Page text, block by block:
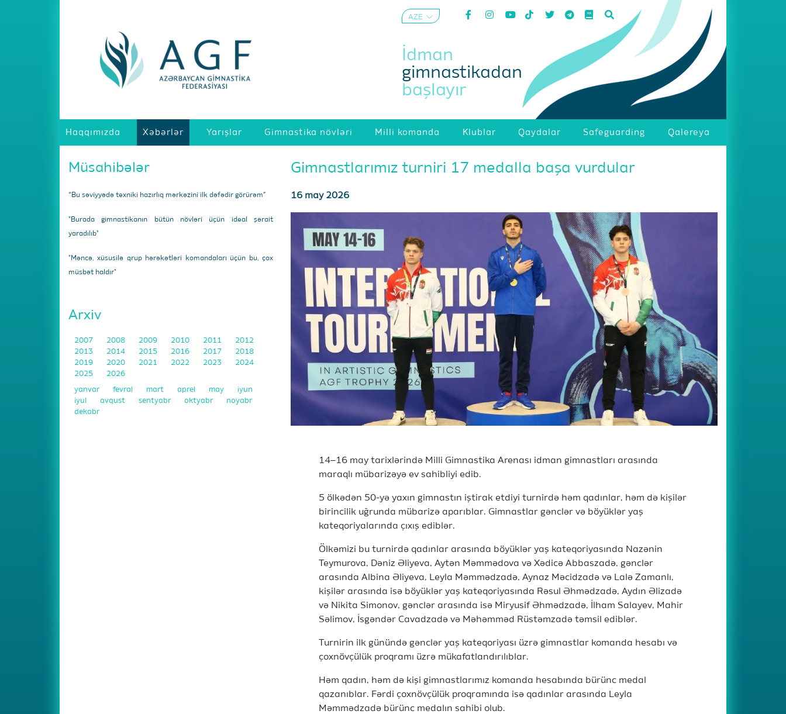
AZE
İdman
gimnastikadan
başlayır
Haqqımızda Xəbərlər Yarışlar Gimnastika növləri Milli komanda Klublar Qaydalar Safeguarding Qalereya
Müsahibələr
“Bu səviyyədə texniki hazırlıq mərkəzini ilk dəfədir görürəm”
"Burada gimnastikanın bütün növləri üçün ideal şərait
yaradılıb"
"Məncə, xüsusilə qrup hərəkətləri komandaları üçün bu, çox
müsbət haldır"
Arxiv
2007 2008 2009 2010 2011
2012
2013
2014 2015 2016 2017
2018
2019
2020 2021 2022 2023
2024
2025
2026
yanvar fevral mart aprel may
iyun
iyul
avqust sentyabr oktyabr
noyabr
dekabr
Gimnastlarımız turniri 17 medalla başa vurdular
16 may 2026
14–16 may tarixlərində Milli Gimnastika Arenası idman gimnastları arasında
maraqlı mübarizəyə ev sahibliyi edib.
5 ölkədən 50-yə yaxın gimnastın iştirak etdiyi turnirdə həm qadınlar, həm də kişilər
birincilik uğrunda mübarizə aparıblar. Gimnastlar gənclər və böyüklər yaş
kateqoriyalarında çıxış ediblər.
Ölkəmizi bu turnirdə qadınlar arasında böyüklər yaş kateqoriyasında Nazənin
Teymurova, Dəniz Əliyeva, Aytən Məmmədova və Xədicə Abbaszadə, gənclər
arasında Albina Əliyeva, Leyla Məmmədzadə, Aynaz Məcidzadə və Lalə Zamanlı,
kişilər arasında isə böyüklər yaş kateqoriyasında Rəsul Əhmədzadə, Aydın Əlizadə
və Nikita Simonov, gənclər arasında isə Miryusif Əhmədzadə, İlham Salayev, Mahir
Səlimov, İsgəndər Cavadzadə və Məhəmməd Rüstəmzadə təmsil ediblər.
Turnirin ilk günündə gənclər yaş kateqoriyası üzrə gimnastlar komanda hesabı və
çoxnövçülük proqramı üzrə mükafatlandırılıblar.
Həm qadın, həm də kişi gimnastlarımız komanda hesabında bürünc medal
qazanıblar. Fərdi çoxnövçülük proqramında isə qadınlar arasında Leyla
Məmmədzadə bürünc medalın sahibi olub.